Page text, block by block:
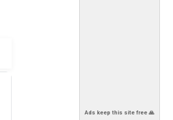
Ads keep this site free 🙏